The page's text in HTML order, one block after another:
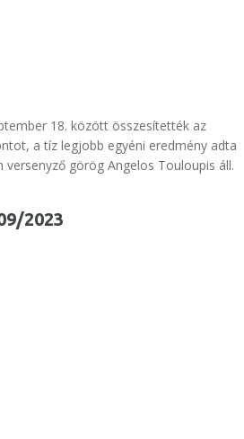
18. között összesítették az
a tíz legjobb egyéni eredmény adta
görög Angelos Touloupis áll.
2023